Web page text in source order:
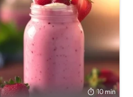
10 min